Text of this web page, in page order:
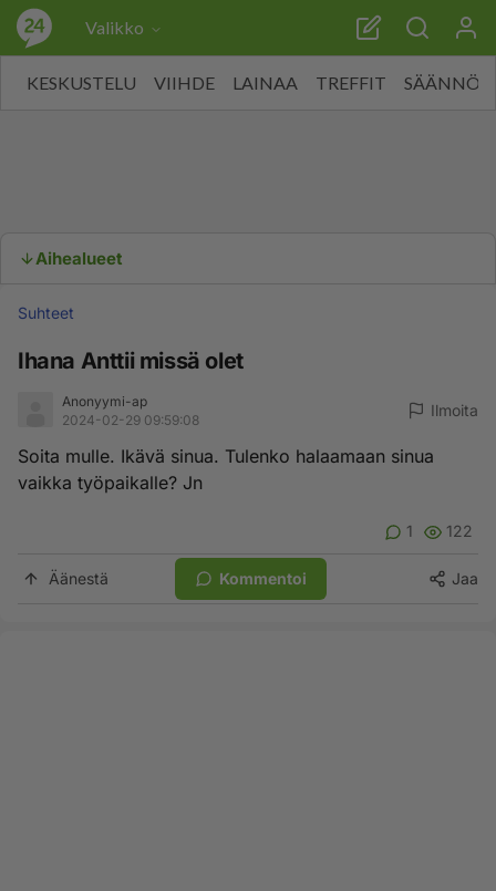
Valikko
KESKUSTELU VIIHDE LAINAA TREFFIT SÄÄNNÖT
Aihealueet
Suhteet
Ihana Anttii missä olet
Anonyymi-ap
2024-02-29 09:59:08
Ilmoita
Soita mulle. Ikävä sinua. Tulenko halaamaan sinua
vaikka työpaikalle? Jn
1 122
Äänestä Kommentoi Jaa